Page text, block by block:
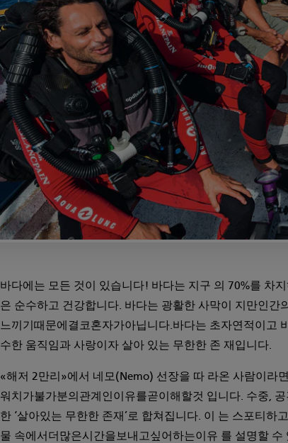
바다에는 모든 것이 있습니다! 바다는 지구 의 70%를 차
은 순수하고 건강합니다. 바다는 광활한 사막이 지만인간
느끼기때문에결코혼자가아닙니다.바다는 초자연적이고
수한 움직임과 사랑이자 살아 있는 무한한 존 재입니다.
«해저 2만리»에서 네모(Nemo) 선장을 따 라온 사람이라
워치가불가분의관계인이유를곧이해할것 입니다. 수중,
한 ‘살아있는 무한한 존재’로 합쳐집니다. 이 는 스포티하
물 속에서더많은시간을보내고싶어하는이유 를 설명할 수